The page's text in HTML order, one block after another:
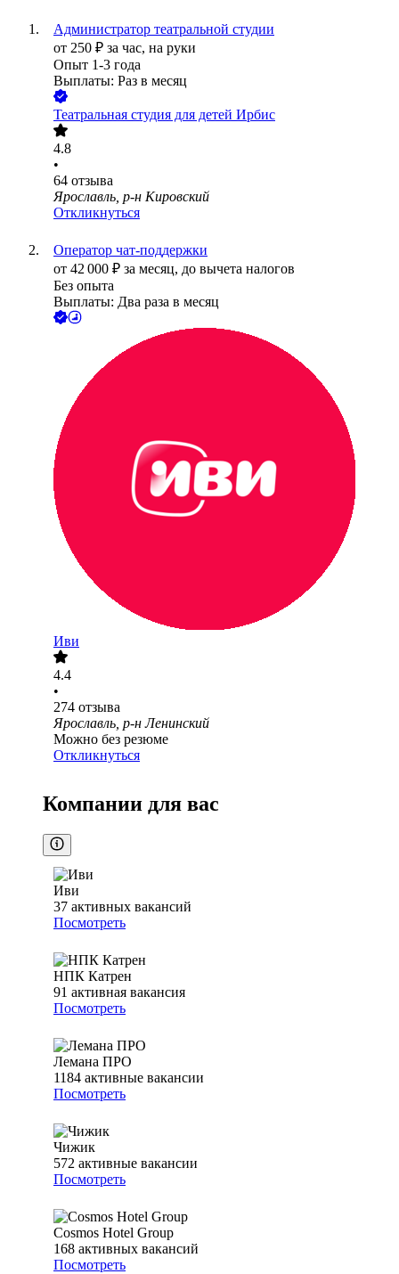
Администратор театральной студии
от 250 ₽ за час, на руки
Опыт 1-3 года
Выплаты: Раз в месяц
Театральная студия для детей Ирбис
4.8
•
64 отзыва
Ярославль, р-н Кировский
Откликнуться
Оператор чат-поддержки
от 42 000 ₽ за месяц, до вычета налогов
Без опыта
Выплаты: Два раза в месяц
Иви
4.4
•
274 отзыва
Ярославль, р-н Ленинский
Можно без резюме
Откликнуться
Компании для вас
Иви
37 активных вакансий
Посмотреть
НПК Катрен
91 активная вакансия
Посмотреть
Лемана ПРО
1184 активные вакансии
Посмотреть
Чижик
572 активные вакансии
Посмотреть
Cosmos Hotel Group
168 активных вакансий
Посмотреть